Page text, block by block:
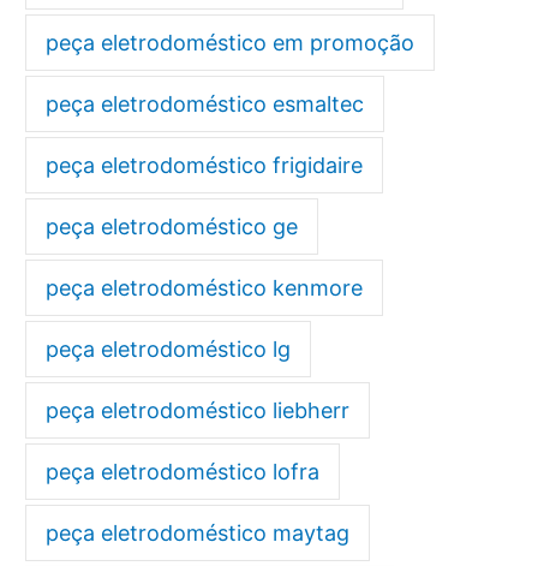
peça eletrodoméstico em promoção
peça eletrodoméstico esmaltec
peça eletrodoméstico frigidaire
peça eletrodoméstico ge
peça eletrodoméstico kenmore
peça eletrodoméstico lg
peça eletrodoméstico liebherr
peça eletrodoméstico lofra
peça eletrodoméstico maytag